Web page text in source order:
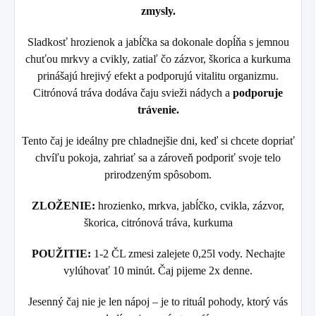
zmysly.
Sladkosť hrozienok a jabĺčka sa dokonale dopĺňa s jemnou
chuťou mrkvy a cvikly, zatiaľ čo zázvor, škorica a kurkuma
prinášajú hrejivý efekt a podporujú vitalitu organizmu.
Citrónová tráva dodáva čaju svieži nádych a podporuje
trávenie.
Tento čaj je ideálny pre chladnejšie dni, keď si chcete dopriať
chvíľu pokoja, zahriať sa a zároveň podporiť svoje telo
prirodzeným spôsobom.
ZLOŽENIE: hrozienko, mrkva, jabĺčko, cvikla, zázvor,
škorica, citrónová tráva, kurkuma
POUŽITIE: 1-2 ČL zmesi zalejete 0,25l vody. Nechajte
vylúhovať 10 minút. Čaj pijeme 2x denne.
Jesenný čaj nie je len nápoj – je to rituál pohody, ktorý vás